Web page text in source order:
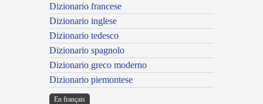
Dizionario francese
Dizionario inglese
Dizionario tedesco
Dizionario spagnolo
Dizionario greco moderno
Dizionario piemontese
En français